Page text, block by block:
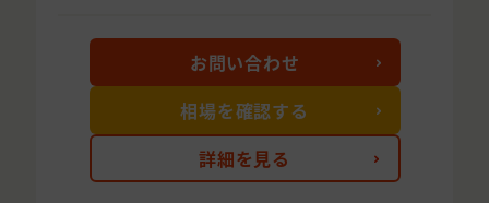
詳細を見る
お問い合わせ
相場を確認する